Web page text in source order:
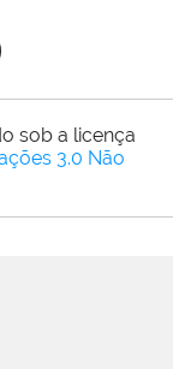
sob a licença
3.0 Não